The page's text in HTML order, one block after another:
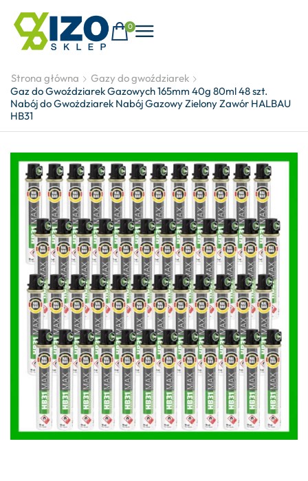
0
Strona główna
Gazy do gwoździarek
Gaz do Gwoździarek Gazowych 165mm 40g 80ml 48 szt.
Nabój do Gwożdziarek Nabój Gazowy Zielony Zawór HALBAU
HB31